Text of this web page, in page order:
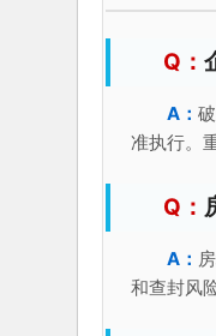
准执行。
和查封风